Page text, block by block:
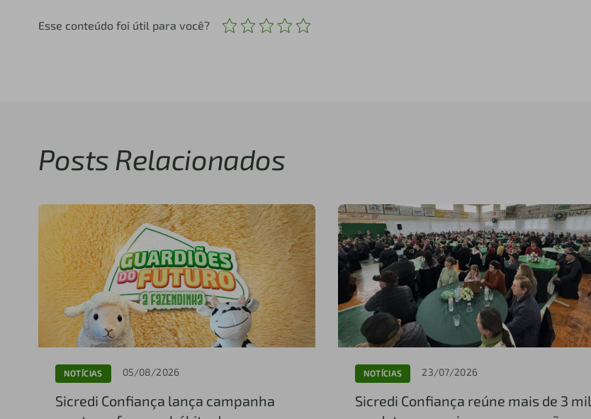
Esse conteúdo foi útil para você?
Posts Relacionados
NOTÍCIAS 05/08/2026
Sicredi Confiança lança campanha
NOTÍCIAS 23/07/2026
Sicredi Confiança reúne mais de 3 mil